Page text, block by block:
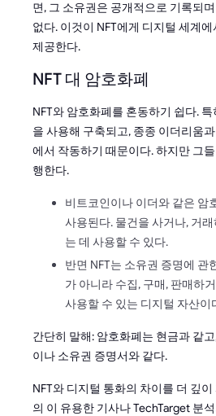
면, 그 소유권은 공개적으로 기록되
없다. 이것이 NFT에게 디지털 세계
제공한다.
NFT 대 암호화폐
NFT와 암호화폐를 혼동하기 쉽다.
을 사용해 구축되고, 종종 이더리움
에서 작동하기 때문이다. 하지만 그
행한다.
비트코인이나 이더와 같은 암
사용된다. 물건을 사거나, 거
는 데 사용할 수 있다.
반면 NFT는 소유권 증명에 관
가 아니라 수집, 구매, 판매하
사용할 수 있는 디지털 자산이
간단히 말해: 암호화폐는 현금과 같
이나 소유권 증명서와 같다.
NFT와 디지털 통화의 차이를 더 깊
의 이 유용한 기사나 TechTarget 분